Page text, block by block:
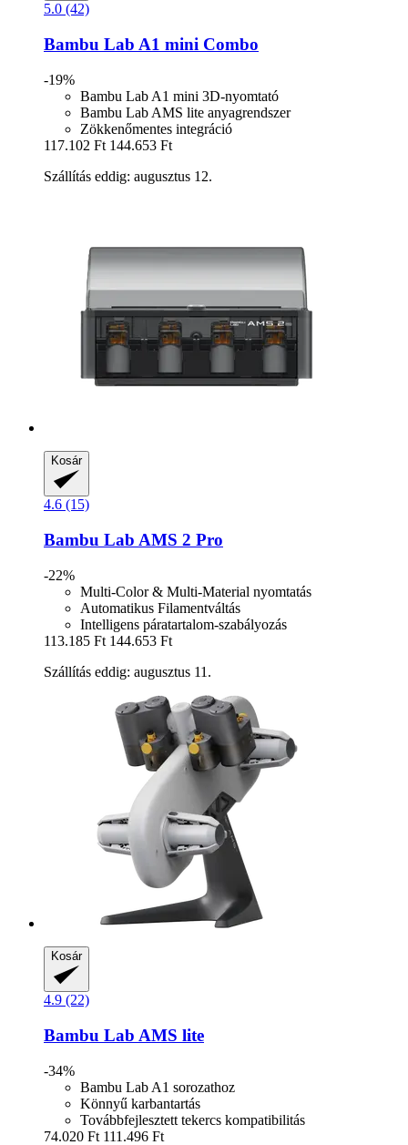
5.0 (42)
Bambu Lab A1 mini Combo
-19%
Bambu Lab A1 mini 3D-nyomtató
Bambu Lab AMS lite anyagrendszer
Zökkenőmentes integráció
117.102 Ft 144.653 Ft
Szállítás eddig: augusztus 12.
Kosár
4.6 (15)
Bambu Lab AMS 2 Pro
-22%
Multi-Color & Multi-Material nyomtatás
Automatikus Filamentváltás
Intelligens páratartalom-szabályozás
113.185 Ft 144.653 Ft
Szállítás eddig: augusztus 11.
Kosár
4.9 (22)
Bambu Lab AMS lite
-34%
Bambu Lab A1 sorozathoz
Könnyű karbantartás
Továbbfejlesztett tekercs kompatibilitás
74.020 Ft 111.496 Ft